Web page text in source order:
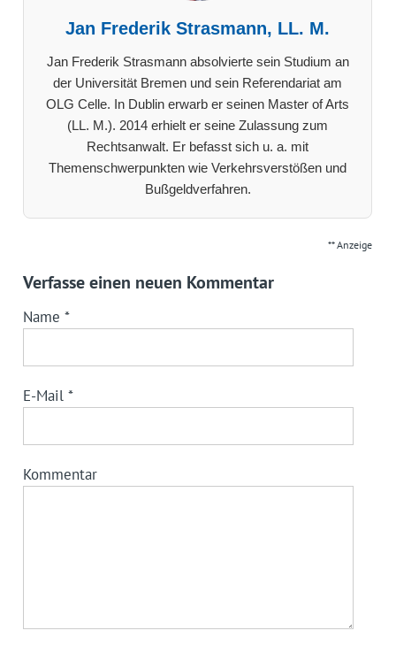
Jan Frederik Strasmann, LL. M.
Jan Frederik Strasmann absolvierte sein Studium an
der Universität Bremen und sein Referendariat am
OLG Celle. In Dublin erwarb er seinen Master of Arts
(LL. M.). 2014 erhielt er seine Zulassung zum
Rechtsanwalt. Er befasst sich u. a. mit
Themenschwerpunkten wie Verkehrsverstößen und
Bußgeldverfahren.
** Anzeige
Verfasse einen neuen Kommentar
Name *
E-Mail *
Kommentar